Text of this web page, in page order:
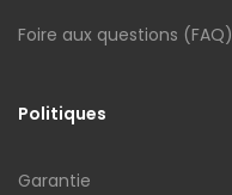
Foire aux questions (FAQ)
Politiques
Garantie